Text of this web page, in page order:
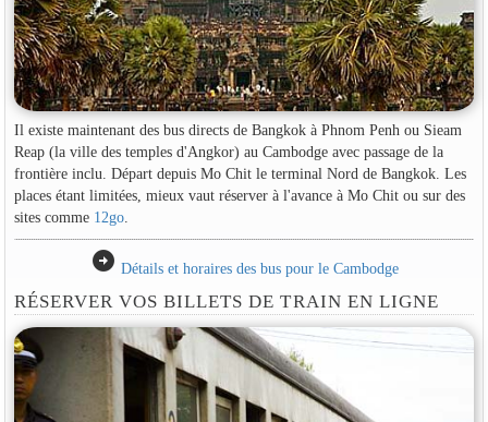
Il existe maintenant des bus directs de Bangkok à Phnom Penh ou Sieam
Reap (la ville des temples d'Angkor) au Cambodge avec passage de la
frontière inclu. Départ depuis Mo Chit le terminal Nord de Bangkok. Les
places étant limitées, mieux vaut réserver à l'avance à Mo Chit ou sur des
sites comme 12go.
arrow_circle_right Détails et horaires des bus pour le Cambodge
RÉSERVER VOS BILLETS DE TRAIN EN LIGNE